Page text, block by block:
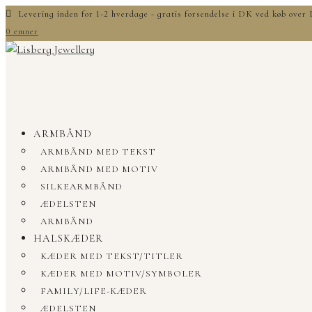
Levering inden for 1-2 hverdage - gratis forsendelse i DK ved køb
0 emner
ARMBÅND
ARMBÅND MED TEKST
ARMBÅND MED MOTIV
SILKEARMBÅND
ÆDELSTEN
ARMBÅND
HALSKÆDER
KÆDER MED TEKST/TITLER
KÆDER MED MOTIV/SYMBOLER
FAMILY/LIFE-KÆDER
ÆDELSTEN